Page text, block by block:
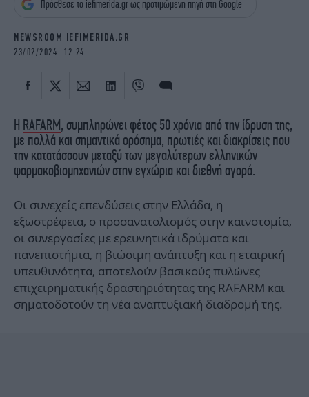
iBOOKS
ΖΩΔΙΑ
MEDIA
NEWSLETTER
Πρόσθεσε το iefimerida.gr ως προτιμώμενη πηγή στη Google
NEWSROOM IEFIMERIDA.GR
23/02/2024 12:24
Η RAFARM, συμπληρώνει φέτος 50 χρόνια από την ίδρυση της,
με πολλά και σημαντικά ορόσημα, πρωτιές και διακρίσεις που
την κατατάσσουν μεταξύ των μεγαλύτερων ελληνικών
φαρμακοβιομηχανιών στην εγχώρια και διεθνή αγορά.
Οι συνεχείς επενδύσεις στην Ελλάδα, η
εξωστρέφεια, ο προσανατολισμός στην καινοτομία,
οι συνεργασίες με ερευνητικά ιδρύματα και
πανεπιστήμια, η βιώσιμη ανάπτυξη και η εταιρική
υπευθυνότητα, αποτελούν βασικούς πυλώνες
επιχειρηματικής δραστηριότητας της RAFARM και
σηματοδοτούν τη νέα αναπτυξιακή διαδρομή της.